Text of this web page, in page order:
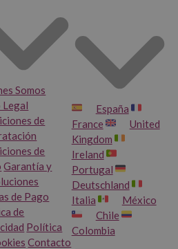
Somos
Legal
de
de
Garantía y
de Pago
de
Política
Contacto
España
France
United
Kingdom
Ireland
Portugal
Deutschland
Italia
México
Chile
Colombia